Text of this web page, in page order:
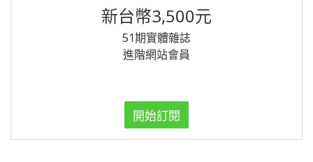
新台幣3,500元
51期實體雜誌
進階網站會員
開始訂閱